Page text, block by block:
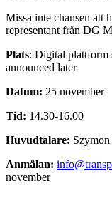
Missa inte chansen att
representant från DG
Plats: Digital plattform
announced later
Datum: 25 november
Tid: 14.30-16.00
Huvudtalare:
Anmälan:
november